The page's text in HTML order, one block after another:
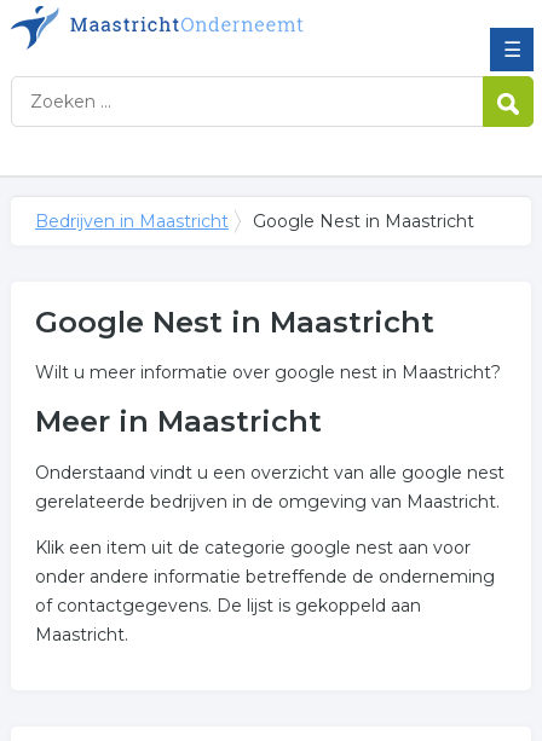
☰
Bedrijven in Maastricht Google Nest in Maastricht
Google Nest in Maastricht
Wilt u meer informatie over google nest in Maastricht?
Meer in Maastricht
Onderstaand vindt u een overzicht van alle google nest
gerelateerde bedrijven in de omgeving van Maastricht.
Klik een item uit de categorie google nest aan voor
onder andere informatie betreffende de onderneming
of contactgegevens. De lijst is gekoppeld aan
Maastricht.